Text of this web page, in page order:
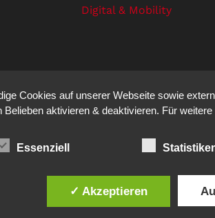
Digital & Mobility
auf den Punkt. - Site made
Cookies auf unserer Webseite sowie
Belieben aktivieren & deaktivieren. Für
Essenziell
✓ Akzeptieren